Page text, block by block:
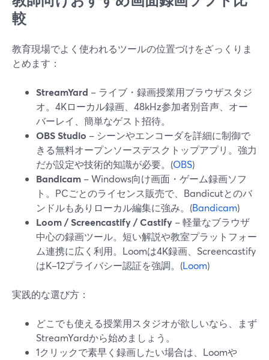
較
教育現場でよく使われるツールの位置づけをざっくりま
とめます：
StreamYard – ライブ・録画授業用ブラウザスタジ
オ。4Kローカル録画、48kHz参加者別音声、オー
バーレイ、簡単なゲスト招待。
OBS Studio – シーンやエンコーダを詳細に制御で
きる無料オープンソースデスクトップアプリ。強力
だが設定や技術的知識が必要。(OBS)
Bandicam – Windows向け画面・ゲーム録画ソフ
ト。PCごとのライセンス販売で、Bandicutとのバ
ンドルもありローカル編集に強み。(Bandicam)
Loom / Screencastify / Castify – 軽量なブラウザ
中心の録画ツール。短い解説や教室プラットフォー
ム連携に広く利用。Loomは4K録画、Screencastify
はK–12プライバシー認証を強調。(Loom)
実践的な選び方：
どこでも使える授業用スタジオが欲しいなら、まず
StreamYardから始めましょう。
1クリックで素早く録画したい場合は、Loomや